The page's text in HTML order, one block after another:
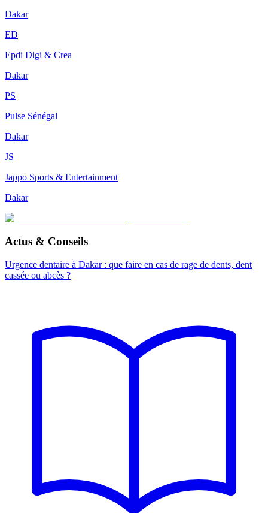
Dakar
ED
Epdi Digi & Crea
Dakar
PS
Pulse Sénégal
Dakar
JS
Jappo Sports & Entertainment
Dakar
Actus & Conseils
Urgence dentaire à Dakar : que faire en cas de rage de dents, dent
cassée ou abcès ?